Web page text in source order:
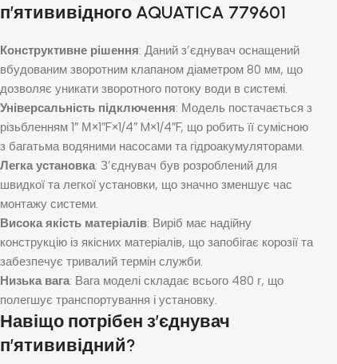
п’ятививідного AQUATICA 779601
Конструктивне рішення: Даний з’єднувач оснащений
вбудованим зворотним клапаном діаметром 80 мм, що
дозволяє уникати зворотного потоку води в системі.
Універсальність підключення: Модель постачається з
різьбленням 1″ М×1″F×1/4″ M×1/4″F, що робить її сумісною
з багатьма водяними насосами та гідроакумуляторами.
Легка установка: З’єднувач був розроблений для
швидкої та легкої установки, що значно зменшує час
монтажу системи.
Висока якість матеріалів: Виріб має надійну
конструкцію із якісних матеріалів, що запобігає корозії та
забезпечує тривалий термін служби.
Низька вага: Вага моделі складає всього 480 г, що
полегшує транспортування і установку.
Навіщо потрібен з’єднувач
п’ятививідний?